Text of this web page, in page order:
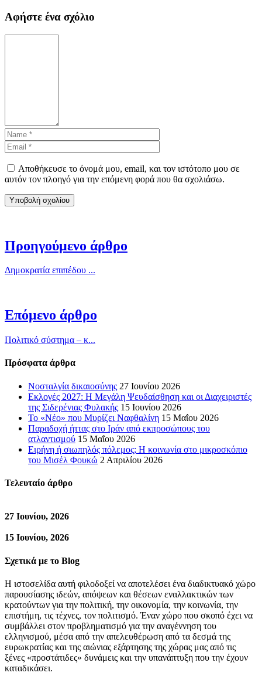
Αφήστε ένα σχόλιο
Αποθήκευσε το όνομά μου, email, και τον ιστότοπο μου σε
αυτόν τον πλοηγό για την επόμενη φορά που θα σχολιάσω.
Προηγούμενο άρθρο
Δημοκρατία επιπέδου ...
Επόμενο άρθρο
Πολιτικό σύστημα – κ...
Πρόσφατα άρθρα
Νοσταλγία δικαιοσύνης 27 Ιουνίου 2026
Εκλογές 2027: Η Μεγάλη Ψευδαίσθηση και οι Διαχειριστές
της Σιδερένιας Φυλακής 15 Ιουνίου 2026
Το «Νέο» που Μυρίζει Ναφθαλίνη 15 Μαΐου 2026
Παραδοχή ήττας στο Ιράν από εκπροσώπους του
ατλαντισμού 15 Μαΐου 2026
Ειρήνη ή σιωπηλός πόλεμος; Η κοινωνία στο μικροσκόπιο
του Μισέλ Φουκώ 2 Απριλίου 2026
Τελευταίο άρθρο
27 Ιουνίου, 2026
15 Ιουνίου, 2026
Σχετικά με το Blog
Η ιστοσελίδα αυτή φιλοδοξεί να αποτελέσει ένα διαδικτυακό χώρο
παρουσίασης ιδεών, απόψεων και θέσεων εναλλακτικών των
κρατούντων για την πολιτική, την οικονομία, την κοινωνία, την
επιστήμη, τις τέχνες, τον πολιτισμό. Έναν χώρο που σκοπό έχει να
συμβάλλει στον προβληματισμό για την αναγέννηση του
ελληνισμού, μέσα από την απελευθέρωση από τα δεσμά της
ευρωκρατίας και της αιώνιας εξάρτησης της χώρας μας από τις
ξένες «προστάτιδες» δυνάμεις και την υπανάπτυξη που την έχουν
καταδικάσει.